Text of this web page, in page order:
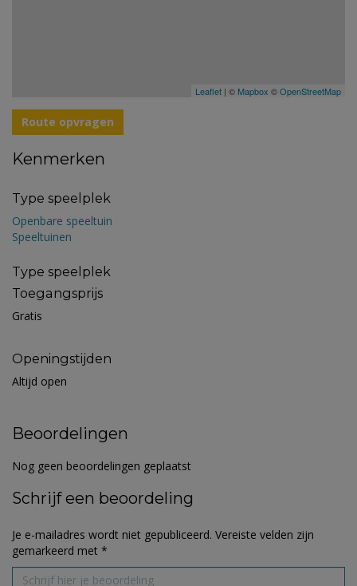
Leaflet | © Mapbox ©OpenStreetMap
Route opvragen
Kenmerken
Type speelplek
Openbare speeltuin
Speeltuinen
Type speelplek
Toegangsprijs
Gratis
Openingstijden
Altijd open
Beoordelingen
Nog geen beoordelingen geplaatst
Schrijf een beoordeling
Je e-mailadres wordt niet gepubliceerd. Vereiste velden zijn
gemarkeerd met *